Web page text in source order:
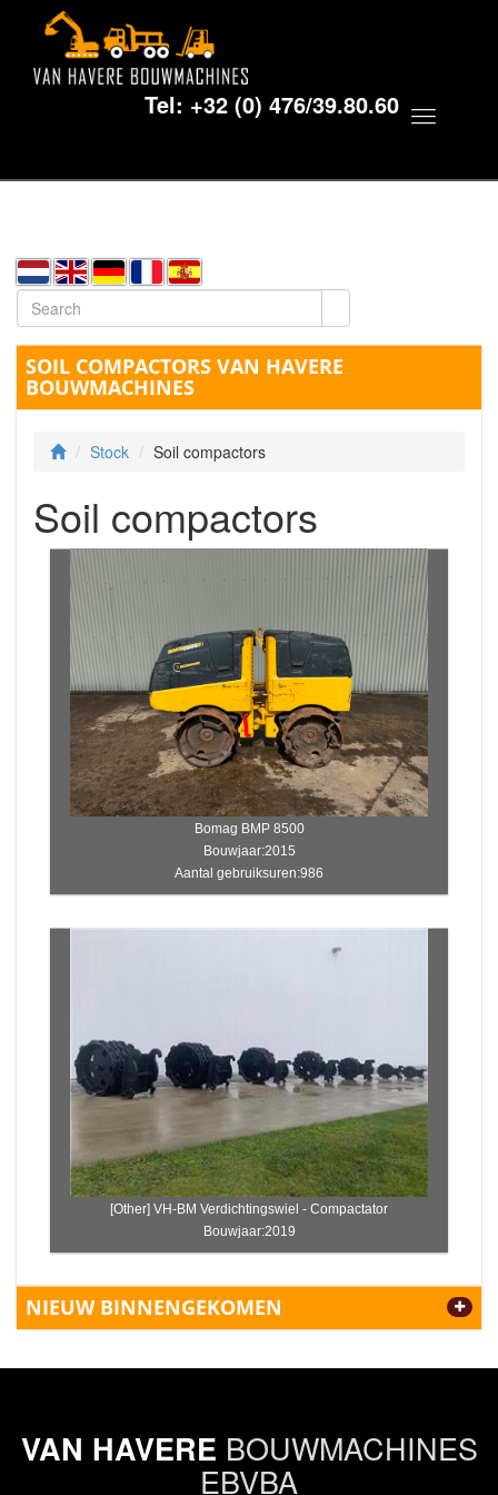
Tel: +32 (0) 476/39.80.60
Toggle
SOIL COMPACTORS VAN HAVERE
BOUWMACHINES
Stock Soil compactors
Soil compactors
Bomag BMP 8500
Bouwjaar:2015
Aantal gebruiksuren:986
[Other] VH-BM Verdichtingswiel - Compactator
Bouwjaar:2019
NIEUW BINNENGEKOMEN
VAN HAVERE BOUWMACHINES
EBVBA